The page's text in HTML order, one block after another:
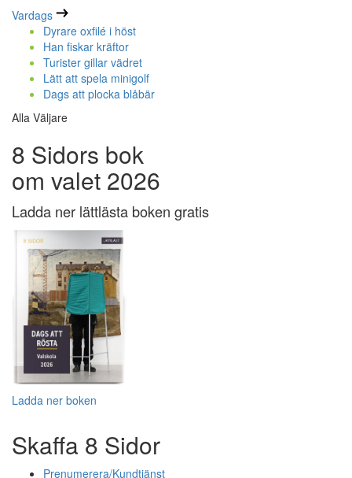
Vardags
Dyrare oxfilé i höst
Han fiskar kräftor
Turister gillar vädret
Lätt att spela minigolf
Dags att plocka blåbär
Alla Väljare
8 Sidors bok
om valet 2026
Ladda ner lättlästa boken gratis
Ladda ner boken
Skaffa 8 Sidor
Prenumerera/Kundtjänst